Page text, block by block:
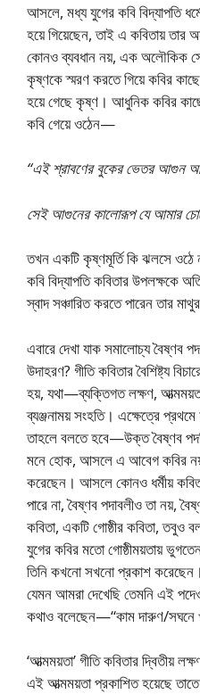
আসলে, মধ্য যুগের কবি বিদ্যাপতি
হয়ে গিয়েছেন, তাই এ কবিতায় তার
কোনও ব্যবধান নয়, এক অলৌকিক
কৃষ্ণকে স্মরণ করতে গিয়ে কবির
হয়ে গেছে কৃষ্ণ। আধুনিক কবির
কবি গেয়ে ওঠেন—
“এই শ্রাবণের বুকের ভেতর আগুন
সেই আগুনের কালোরূপ যে আমার
তখন একটি কৃষ্ণমূর্তি কি ঝলসে ওঠে
কবি বিদ্যাপতি কবিতার উপলক্ষকে
স্বাদ সঞ্চারিত করতে পারেন তার মাথুর
এবারে দেখা যাক সমালোচ্য বৈষ্ণব
উদাহরণ? গীতি কবিতার বৈশিষ্ট্য
হয়, যথা—ব্যক্তিগত লক্ষণ,
ব্যঞ্জনাময় সংহতি। এক্ষেত্রে
তাহলে বলতে হবে—উক্ত বৈষ্ণব
মনে হোক, আসলে এ আবেগ কবির
করেছেন। আসলে কোনও ধর্মীয়
পারে না, বৈষ্ণব পদাবলীও তা নয়,
কবিতা, একটি গোষ্ঠীর কবিতা, তবুও
যুগের কবির মতো গোষ্ঠীময়তায়
তিনি কখনো সখনো প্রকাশ করেছেন।
যেমন আমরা দেখেছি তেমনি এই
কথাও বলেছেন—“কাম দারুণ/সঘনে
‘আত্মময়তা’ গীতি কবিতার দ্বিতীয়
এই আত্মময়তা প্রকাশিত হয়েছে